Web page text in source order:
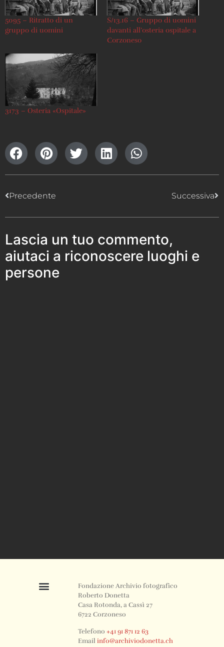
5095 – Ritratto di un
gruppo di uomini
S/13.16 – Gruppo di uomini
davanti all’osteria ospitale a
Corzoneso
3173 – Osteria «Ospitale»
Precedente Successiva
Lascia un tuo commento,
aiutaci a riconoscere luoghi e
persone
Fondazione Archivio fotografico
Roberto Donetta
Casa Rotonda, a Cassì 27
6722 Corzoneso
Telefono+41 91 871 12 63
Emailinfo@archiviodonetta.ch